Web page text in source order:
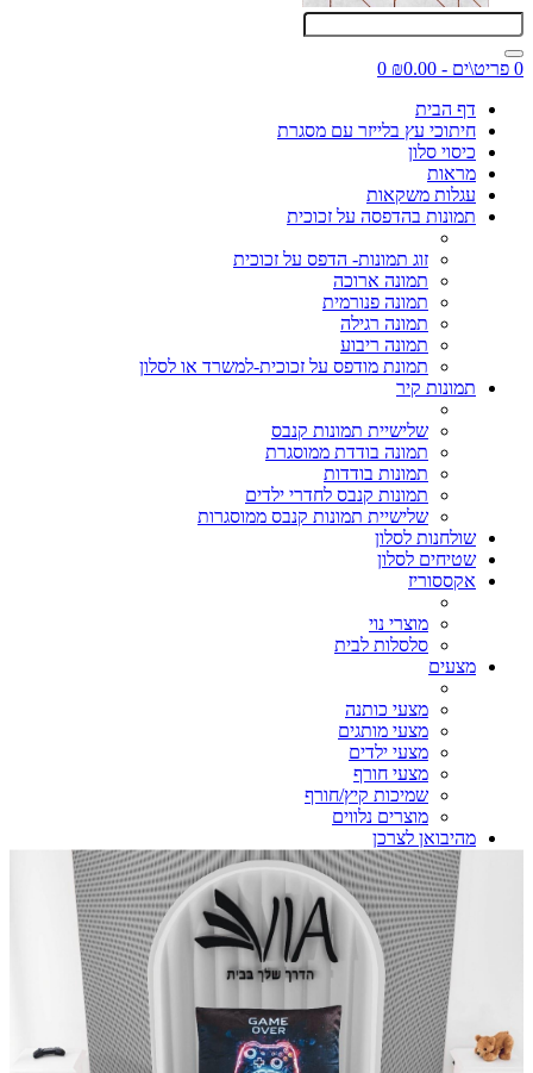
0 פריט\ים - ₪0.00
0
דף הבית
חיתוכי עץ בלייזר עם מסגרת
כיסוי סלון
מראות
עגלות משקאות
תמונות בהדפסה על זכוכית
זוג תמונות- הדפס על זכוכית
תמונה ארוכה
תמונה פנורמית
תמונה רגילה
תמונה ריבוע
תמונת מודפס על זכוכית-למשרד או לסלון
תמונות קיר
שלישיית תמונות קנבס
תמונה בודדת ממוסגרת
תמונות בודדות
תמונות קנבס לחדרי ילדים
שלישיית תמונות קנבס ממוסגרות
שולחנות לסלון
שטיחים לסלון
אקססוריז
מוצרי נוי
סלסלות לבית
מצעים
מצעי כותנה
מצעי מותגים
מצעי ילדים
מצעי חורף
שמיכות קיץ/חורף
מוצרים נלווים
מהיבואן לצרכן